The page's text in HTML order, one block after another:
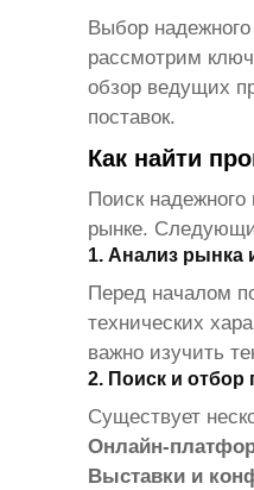
Выбор
рассмотрим
обзор ведущих
поставок.
Как найти
Поиск
рынке.
1. Анализ рынка
Перед началом
технических
важно изучить
2. Поиск и
Существует
Онлайн-
Выставки и